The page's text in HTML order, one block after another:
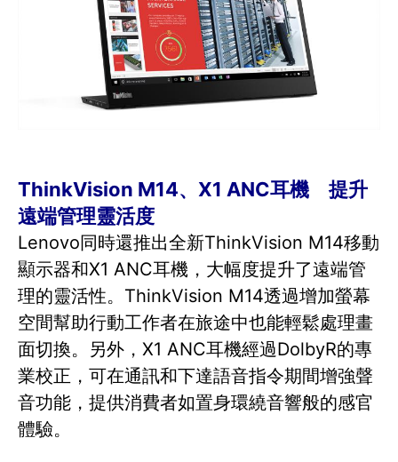
ThinkVision M14、X1 ANC耳機 提升
遠端管理靈活度
Lenovo同時還推出全新ThinkVision M14移動
顯示器和X1 ANC耳機，大幅度提升了遠端管
理的靈活性。ThinkVision M14透過增加螢幕
空間幫助行動工作者在旅途中也能輕鬆處理畫
面切換。另外，X1 ANC耳機經過DolbyR的專
業校正，可在通訊和下達語音指令期間增強聲
音功能，提供消費者如置身環繞音響般的感官
體驗。